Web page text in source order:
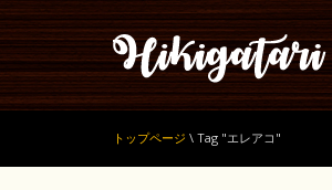
トップページ \ Tag "エレアコ"